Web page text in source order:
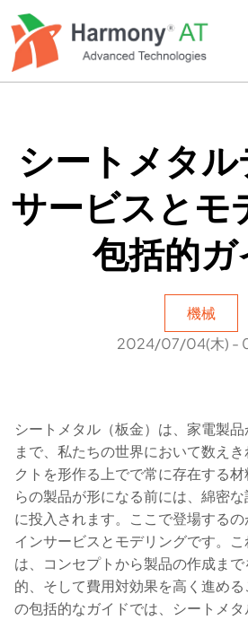
イ
コ
シートメタ
サービスとモ
包括的ガ
機械
2024/07/04(木) -
シートメタル（板金）は、家電製
まで、私たちの世界において数え
クトを形作る上でで常に存在する
らの製品が形になる前には、綿密
に投入されます。ここで登場する
インサービスとモデリングです。
は、コンセプトから製品の作成ま
的、そして費用対効果を高く進め
の包括的なガイドでは、シートメ